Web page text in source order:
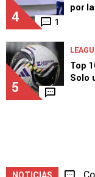
4 1
por
5
Top
Solo
NOTICIAS